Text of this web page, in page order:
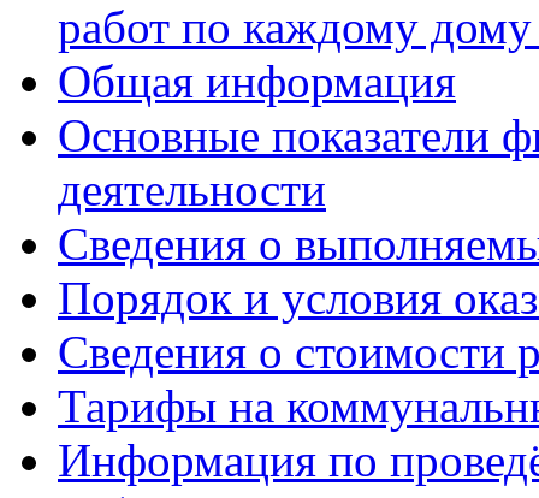
работ по каждому
Общая информация
Основные показатели
деятельности
Сведения о
Порядок и условия
Сведения о стоимости
Тарифы на
Информация по